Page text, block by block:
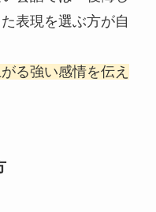
表現を選ぶ方が自
る強い感情を伝え